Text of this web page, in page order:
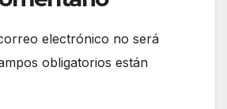
electrónico no será
obligatorios están